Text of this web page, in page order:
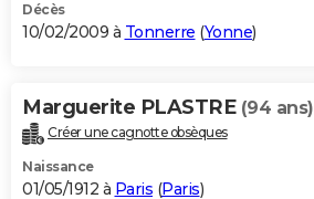
Décès
10/02/2009 à Tonnerre (Yonne)
Marguerite PLASTRE (94 ans)
Créer une cagnotte obsèques
Naissance
01/05/1912 à Paris (Paris)